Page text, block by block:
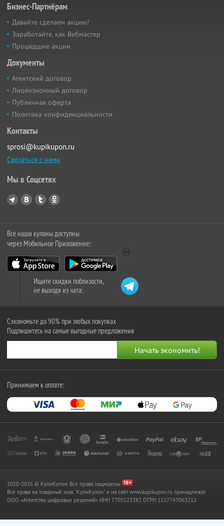
Бизнес-Партнёрам
Давайте сделаем акцию!
Заработайте, как Вебмастер
Прошедшие акции
Документы
Агентский договор
Лицензионный договор
Публичная оферта
Политика конфиденциальности
Контакты
sprosi@kupikupon.ru
Связаться с нами
Мы в Соцсетях
Все наши купоны доступны
через Мобильное Приложение:
Ищите скидки поблизости,
не выходя из чата:
Сэкономьте до 90% при любых покупках
Подпишитесь на самые выгодные предложения
Принимаем к оплате:
2010-2026 © КупиКупон. Все права защищены.
Все права на товарный знак "КупиКупон" и на сайт www.kupikupon.ru принадлежат
OOO «Агентство цифровых решений» ИНН 7705523387, ОГРН 1127747063212